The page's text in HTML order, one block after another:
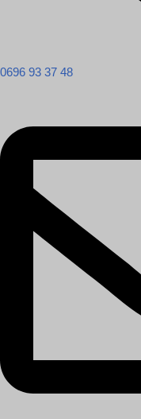
0696 93 37 48